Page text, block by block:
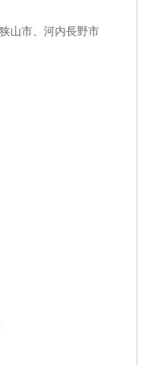
山市、河内長野市